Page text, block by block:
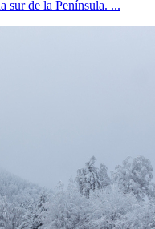
sur de la Península. ...